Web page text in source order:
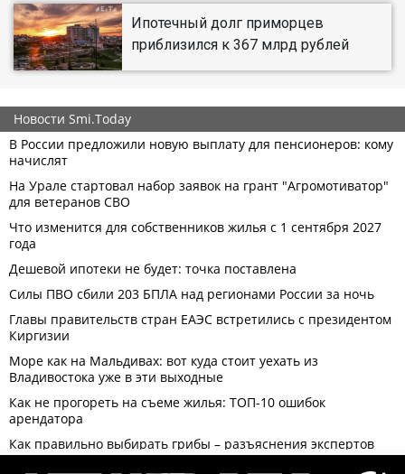
Ипотечный долг приморцев
приблизился к 367 млрд рублей